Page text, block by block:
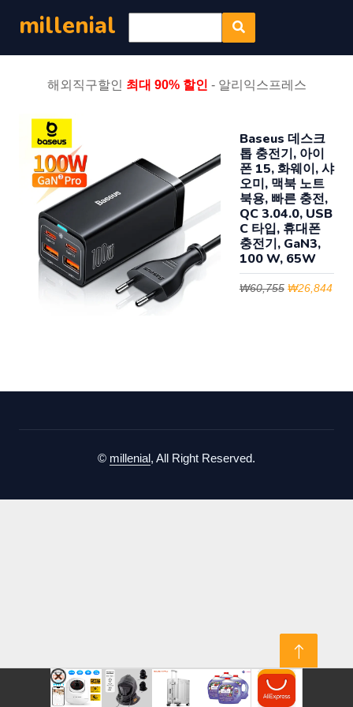
millenial
해외직구할인 최대 90% 할인 - 알리익스프레스
Baseus 데스크
톱 충전기, 아이
폰 15, 화웨이, 샤
오미, 맥북 노트
북용, 빠른 충전,
QC 3.04.0, USB
C 타입, 휴대폰
충전기, GaN3,
100 W, 65W
₩60,755 ₩26,844
© millenial, All Right Reserved.